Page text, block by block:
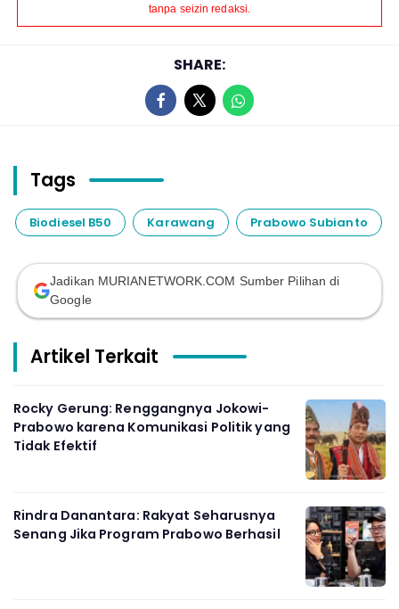
tanpa seizin redaksi.
SHARE:
Tags
Biodiesel B50 Karawang Prabowo Subianto
Jadikan MURIANETWORK.COM Sumber Pilihan di
Google
Artikel Terkait
Rocky Gerung: Renggangnya Jokowi-
Prabowo karena Komunikasi Politik yang
Tidak Efektif
Rindra Danantara: Rakyat Seharusnya
Senang Jika Program Prabowo Berhasil